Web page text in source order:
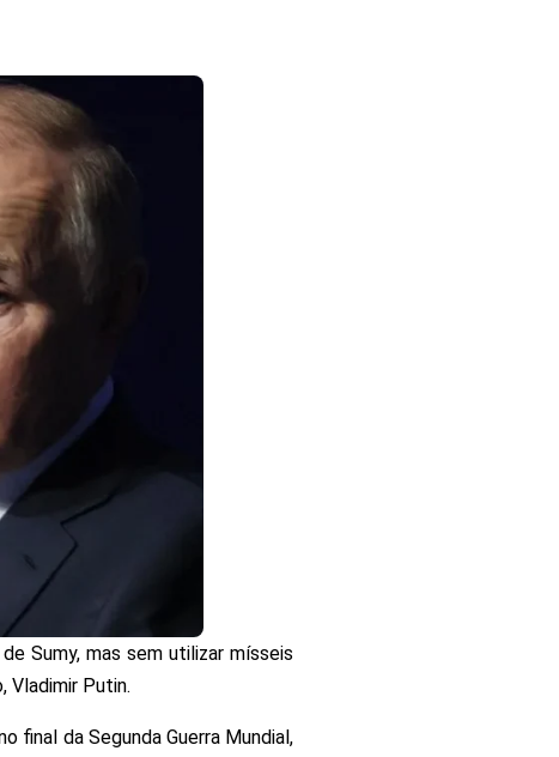
Sumy, mas sem utilizar mísseis
Vladimir Putin.
final da Segunda Guerra Mundial,